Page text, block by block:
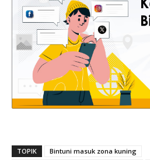
TOPIK
Bintuni masuk zona kuning